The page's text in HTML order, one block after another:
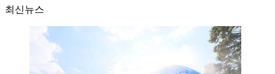
최신뉴스